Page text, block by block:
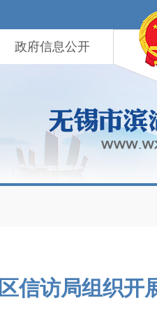
政府信息公开
区信访局组织开